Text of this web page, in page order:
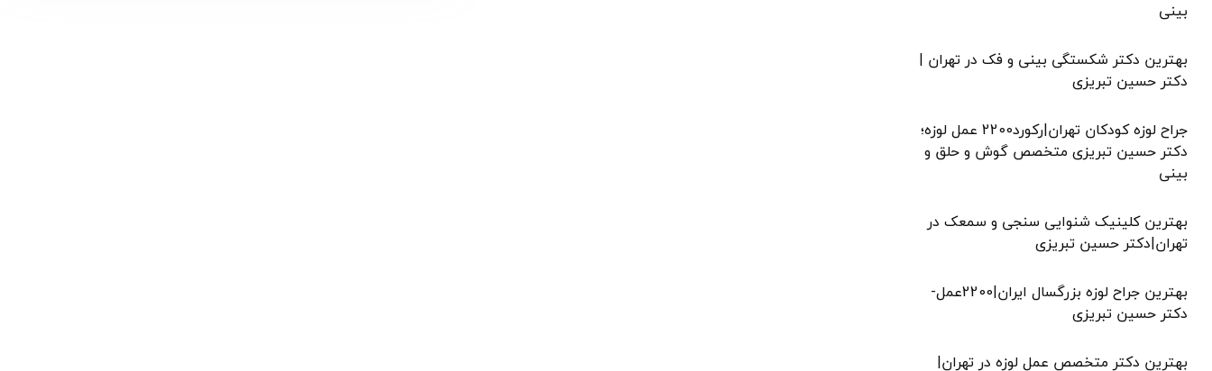
بینی
بهترین دکتر شکستگی بینی و فک در تهران |
دکتر حسین تبریزی
جراح لوزه کودکان تهران|رکورد2200 عمل لوزه؛
دکتر حسین تبریزی متخصص گوش و حلق و
بینی
بهترین کلینیک شنوایی سنجی و سمعک در
تهران|دکتر حسین تبریزی
بهترین جراح لوزه بزرگسال ایران|2200عمل-
دکتر حسین تبریزی
بهترین دکتر متخصص عمل لوزه در تهران|